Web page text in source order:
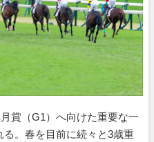
賞（G1）へ向けた重要な一
る。春を目前に続々と3歳重